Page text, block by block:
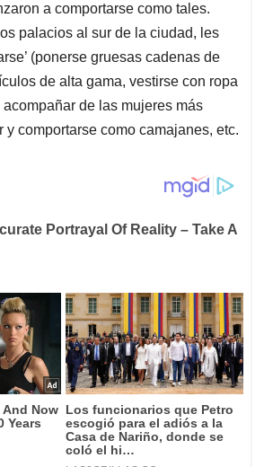
a comportarse como tales.
palacios al sur de la ciudad, les
(ponerse gruesas cadenas de
de alta gama, vestirse con ropa
de las mujeres más
y comportarse como camajanes, etc.